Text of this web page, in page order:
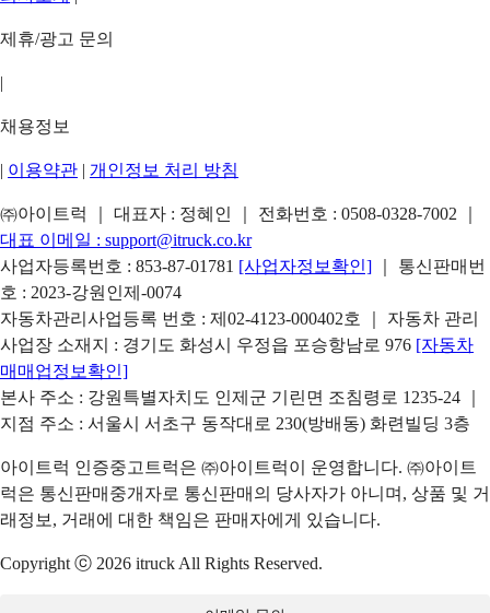
제휴/광고 문의
|
채용정보
| 이용약관 | 개인정보 처리 방침
㈜아이트럭 ｜ 대표자 : 정혜인 ｜ 전화번호 : 0508-0328-7002
대표 이메일 : support@itruck.co.kr
사업자등록번호 : 853-87-01781 [사업자정보확인]
｜ 통신판매번
호 : 2023-강원인제-0074
자동차관리사업등록 번호 : 제02-4123-000402호 ｜ 자동차 관리
사업장 소재지 : 경기도 화성시 우정읍 포승항남로 976 [자동차
매매업정보확인]
본사 주소 : 강원특별자치도 인제군 기린면 조침령로 1235-24 ｜
지점 주소 : 서울시 서초구 동작대로 230(방배동) 화련빌딩 3층
아이트럭 인증중고트럭은 ㈜아이트럭이 운영합니다. ㈜아이트
럭은 통신판매중개자로 통신판매의 당사자가 아니며, 상품 및 거
래정보, 거래에 대한 책임은 판매자에게 있습니다.
Copyright ⓒ 2026 itruck All Rights Reserved.